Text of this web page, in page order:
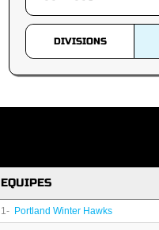
DIVISIONS
EQUIPES
1- Portland Winter Hawks